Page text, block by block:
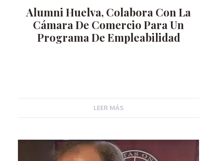
Alumni Huelva, Colabora Con La
Cámara De Comercio Para Un
Programa De Empleabilidad
LEER MÁS